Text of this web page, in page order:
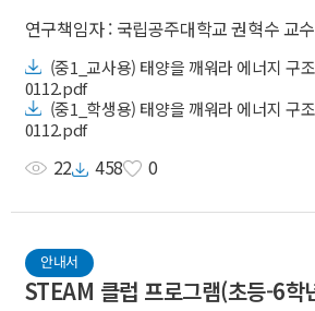
연구책임자 : 국립공주대학교 권혁수 교수
(중1_교사용) 태양을 깨워라 에너지 구
0112.pdf
(중1_학생용) 태양을 깨워라 에너지 구
0112.pdf
22 458 0
안내서
STEAM 클럽 프로그램(초등-6학